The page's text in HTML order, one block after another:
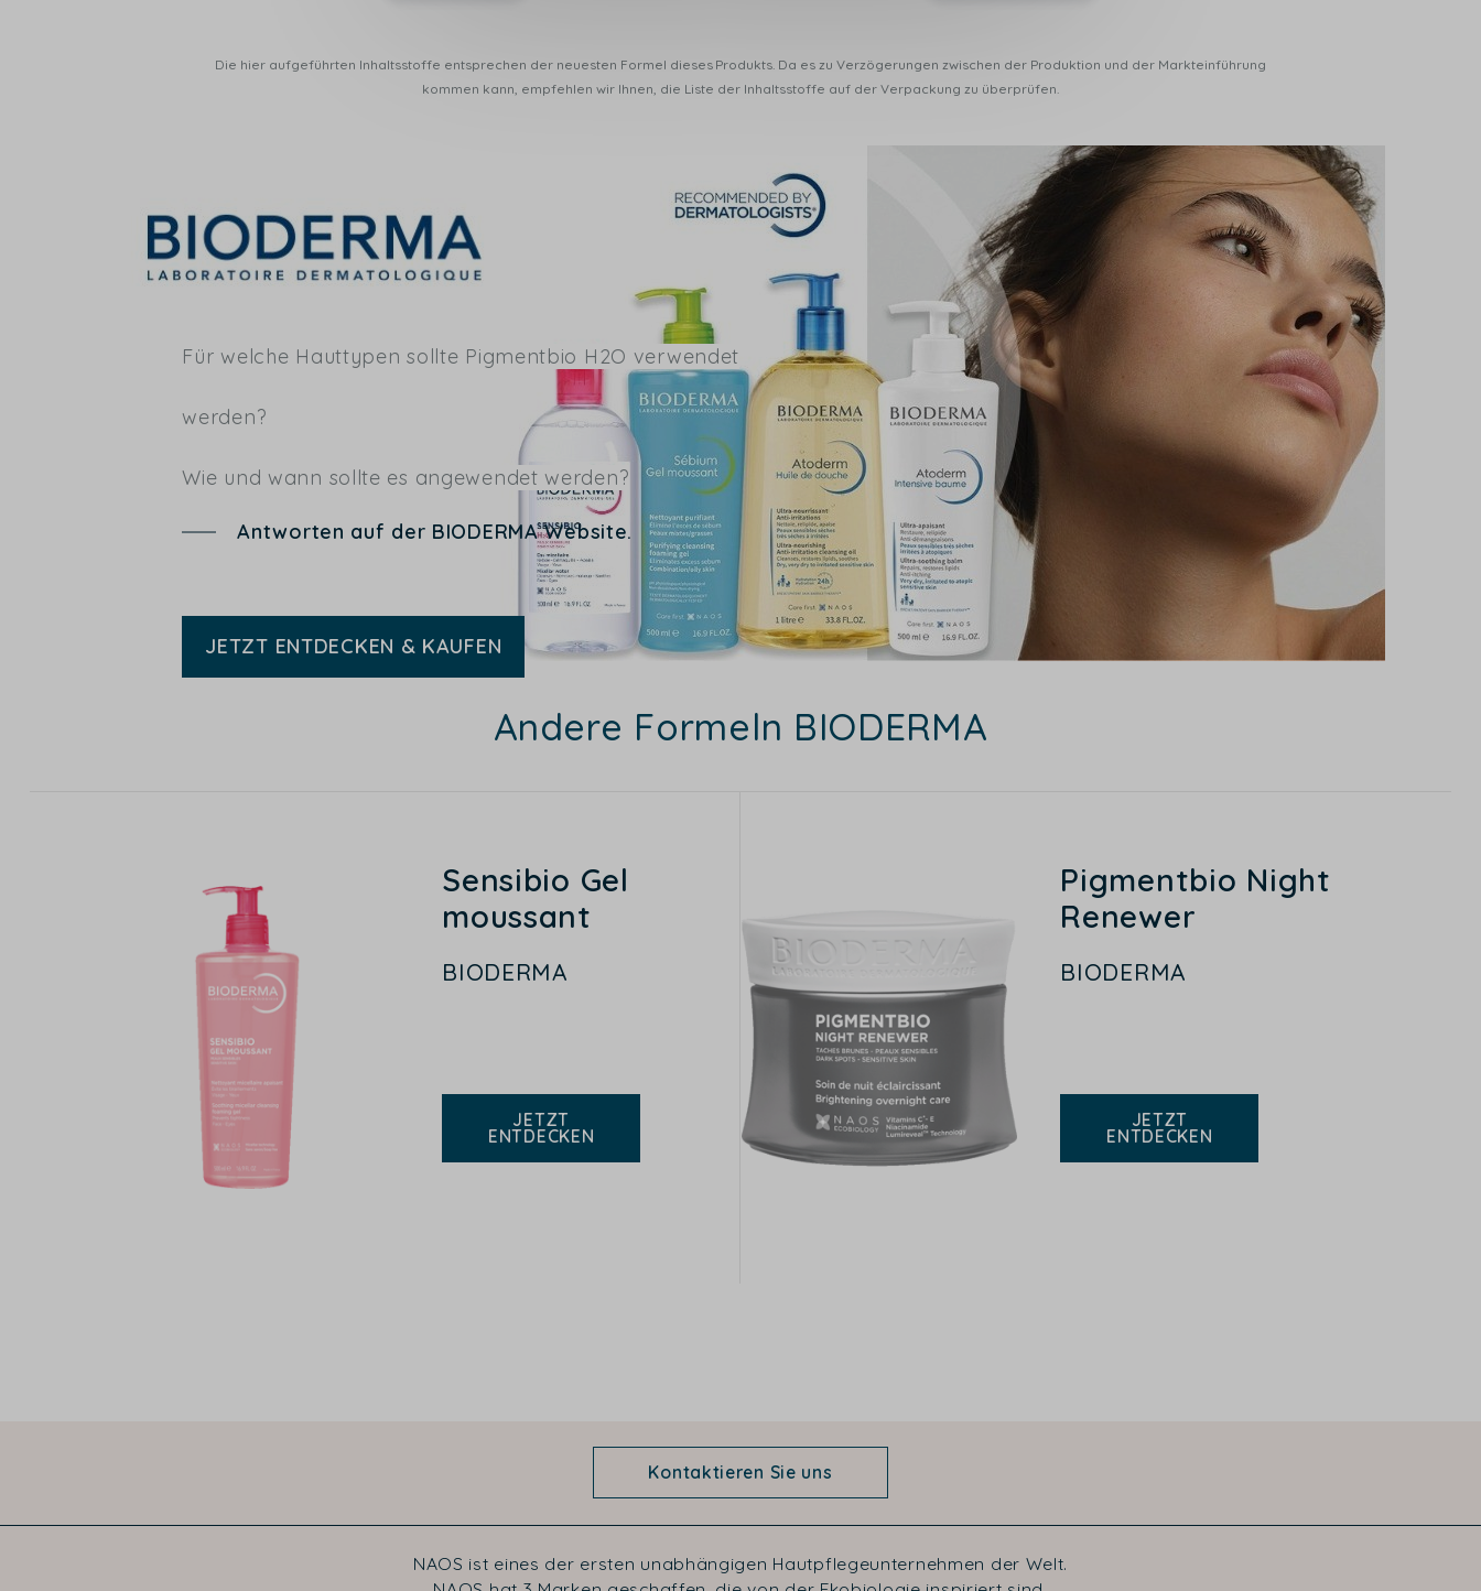
Die hier aufgeführten Inhaltsstoffe entsprechen der neuesten Formel dieses Produkts. Da es zu Verzögerungen zwischen der Produktion und der Markteinführung
kommen kann, empfehlen wir Ihnen, die Liste der Inhaltsstoffe auf der Verpackung zu überprüfen.
Für welche Hauttypen sollte Pigmentbio H2O verwendet
werden?
Wie und wann sollte es angewendet werden?
Antworten auf der BIODERMA Website.
JETZT ENTDECKEN & KAUFEN
Andere Formeln BIODERMA
Sensibio Gel
moussant
BIODERMA
JETZT
ENTDECKEN
Pigmentbio Night
Renewer
BIODERMA
JETZT
ENTDECKEN
Kontaktieren Sie uns
NAOS ist eines der ersten unabhängigen Hautpflegeunternehmen der Welt.